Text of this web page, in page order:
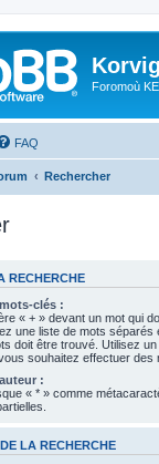
Foromoù
FAQ
Rechercher
RECHERCHE
clés :
« + » devant un mot qui
une liste de mots
doit être trouvé. Utilisez
souhaitez effectuer des
:
« * » comme
LA RECHERCHE